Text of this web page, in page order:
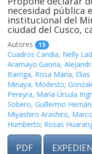
necesidad pública
institucional del
ciudad del Cusco,
Autores 15
Cuadros Candia, Nelly
Aramayo Gaona,
Barriga, Rosa María;
Minaya, Modesto;
Pereyra, María Úrsula
Sobero, Guillermo Hernán;
Miyashiro Arashiro,
Humberto; Rosas
PDF